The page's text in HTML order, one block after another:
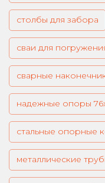
столбы для забора
сваи для
сварные
надежные опоры
стальные опорные
металлические